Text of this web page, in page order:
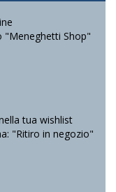
"Meneghetti Shop"
tua wishlist
"Ritiro in negozio"